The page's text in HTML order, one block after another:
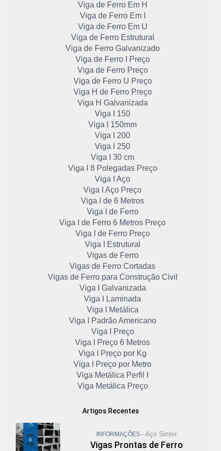
Viga de Ferro Em H
Viga de Ferro Em I
Viga de Ferro Em U
Viga de Ferro Estrutural
Viga de Ferro Galvanizado
Viga de Ferro I Preço
Viga de Ferro Preço
Viga de Ferro U Preço
Viga H de Ferro Preço
Viga H Galvanizada
Viga I 150
Viga I 150mm
Viga I 200
Viga I 250
Viga I 30 cm
Viga I 8 Polegadas Preço
Viga I Aço
Viga I Aço Preço
Viga I de 6 Metros
Viga I de Ferro
Viga I de Ferro 6 Metros Preço
Viga I de Ferro Preço
Viga I Estrutural
Vigas de Ferro
Vigas de Ferro Cortadas
Vigas de Ferro para Construção Civil
Viga I Galvanizada
Viga I Laminada
Viga I Metálica
Viga I Padrão Americano
Viga I Preço
Viga I Preço 6 Metros
Viga I Preço por Kg
Viga I Preço por Metro
Viga Metálica Perfil I
Viga Metálica Preço
Viga U de Ferro
Viga U Laminado
Vigas Galvanizadas
Artigos Recentes
INFORMAÇÕES - Aço Sinter
Vigas Prontas de Ferro